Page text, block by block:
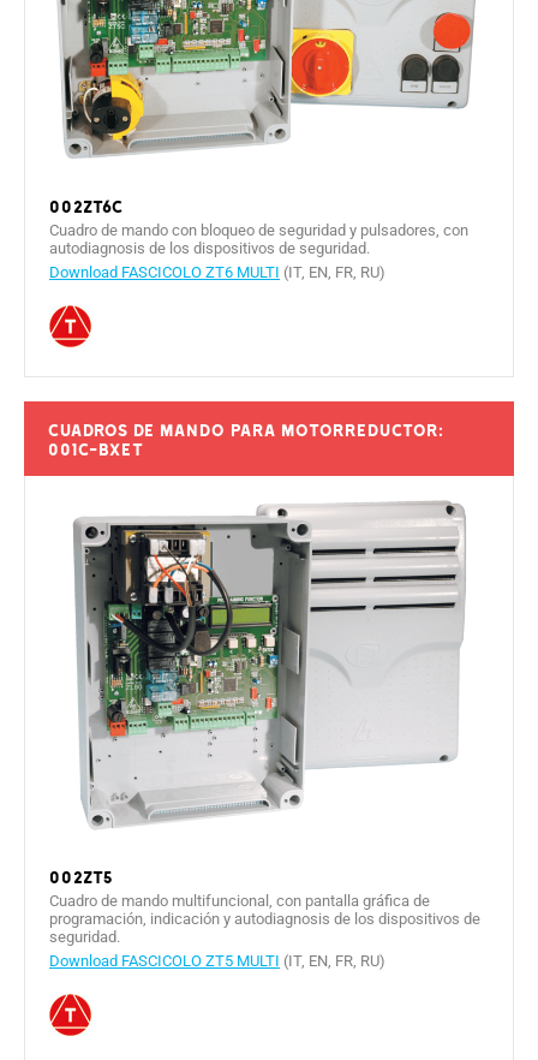
002ZT6C
Cuadro de mando con bloqueo de seguridad y pulsadores, con
autodiagnosis de los dispositivos de seguridad.
Download FASCICOLO ZT6 MULTI (IT, EN, FR, RU)
Cuadros de mando para motorreductor:
001C-BXET
002ZT5
Cuadro de mando multifuncional, con pantalla gráfica de
programación, indicación y autodiagnosis de los dispositivos de
seguridad.
Download FASCICOLO ZT5 MULTI (IT, EN, FR, RU)